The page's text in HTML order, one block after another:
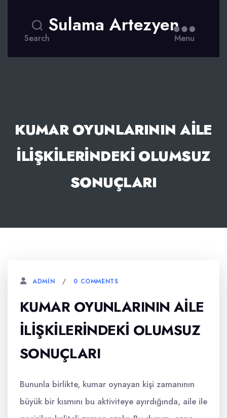
Search
Sulama Artezyen
Menu
KUMAR OYUNLARININ AILE
İLIŞKILERINDEKI OLUMSUZ
SONUÇLARI
ADMIN 0 COMMENTS
KUMAR OYUNLARININ AILE
İLIŞKILERINDEKI OLUMSUZ
SONUÇLARI
Bununla birlikte, kumar oynayan kişi zamanının
büyük bir kısmını bu aktiviteye ayırdığında, aile ile